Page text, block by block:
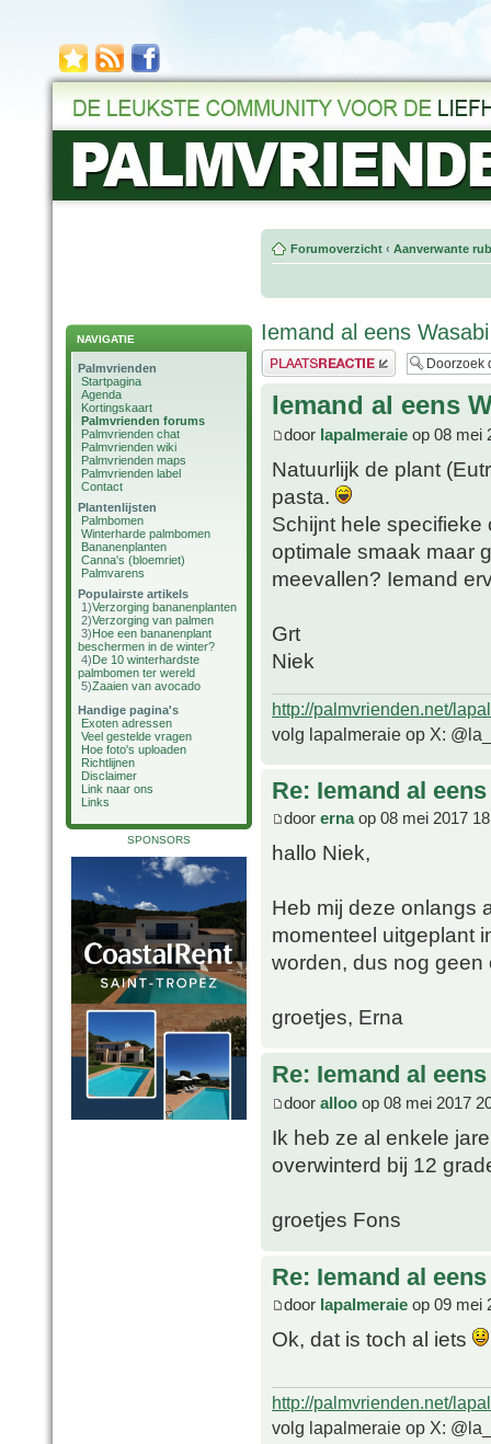
NAVIGATIE
Palmvrienden
Startpagina
Agenda
Kortingskaart
Palmvrienden forums
Palmvrienden chat
Palmvrienden wiki
Palmvrienden maps
Palmvrienden label
Contact
Plantenlijsten
Palmbomen
Winterharde palmbomen
Bananenplanten
Canna's (bloemriet)
Palmvarens
Populairste artikels
1)Verzorging bananenplanten
2)Verzorging van palmen
3)Hoe een bananenplant
beschermen in de winter?
4)De 10 winterhardste
palmbomen ter wereld
5)Zaaien van avocado
Handige pagina's
Exoten adressen
Veel gestelde vragen
Hoe foto's uploaden
Richtlijnen
Disclaimer
Link naar ons
Links
SPONSORS
Forumoverzicht ‹ Aanverwante
Iemand al eens
Plaats een reactie
Iemand al eens
door lapalmeraie op 08 mei
Natuurlijk de plant
pasta.
Schijnt hele
optimale smaak maar
meevallen? Iemand
Grt
Niek
http://palmvrienden.net/
volg lapalmeraie op X:
Re: Iemand al
door ernaop 08 mei 2017
hallo Niek,
Heb mij deze onlangs
momenteel uitgeplant
worden, dus nog geen
groetjes, Erna
Re: Iemand al
door alloo op 08 mei 2017
Ik heb ze al enkele
overwinterd bij 12
groetjes Fons
Re: Iemand al
door lapalmeraie op 09 mei
Ok, dat is toch al iets
http://palmvrienden.net/
volg lapalmeraie op X: